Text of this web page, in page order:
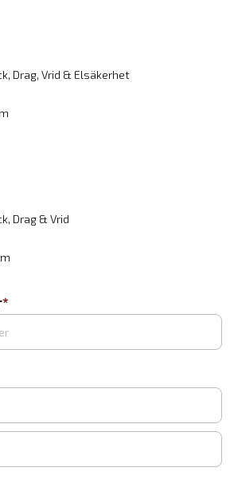
Drag, Vrid & Elsäkerhet
Drag & Vrid